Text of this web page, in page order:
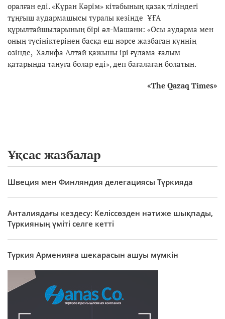
оралған еді. «Құран Кәрім» кітабының қазақ тіліндегі
тұңғыш аудармашысы туралы кезінде ҰҒА
құрылтайшыларының бірі әл-Машани: «Осы аударма мен
оның түсініктерінен басқа еш нәрсе жазбаған күннің
өзінде, Халифа Алтай қажыны ірі ғұлама-ғалым
қатарында тануға болар еді», деп бағалаған болатын.
«The Qazaq Times»
Ұқсас жазбалар
Швеция мен Финляндия делегациясы Түркияда
Анталиядағы кездесу: Келіссөзден нәтиже шықпады,
Түркияның үміті селге кетті
Түркия Арменияға шекарасын ашуы мүмкін